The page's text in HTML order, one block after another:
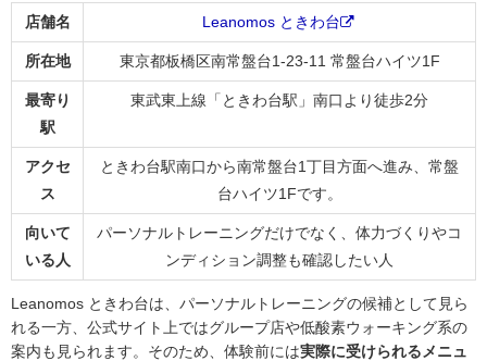
店舗名 Leanomos ときわ台
所在地 東京都板橋区南常盤台1-23-11 常盤台ハイツ1F
最寄り
駅
東武東上線「ときわ台駅」南口より徒歩2分
アクセ
ス
ときわ台駅南口から南常盤台1丁目方面へ進み、常盤
台ハイツ1Fです。
向いて
いる人
パーソナルトレーニングだけでなく、体力づくりやコ
ンディション調整も確認したい人
Leanomos ときわ台は、パーソナルトレーニングの候補として見ら
れる一方、公式サイト上ではグループ店や低酸素ウォーキング系の
案内も見られます。そのため、体験前には実際に受けられるメニュ